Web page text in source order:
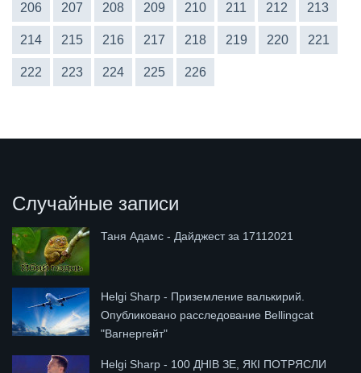
206 207 208 209 210 211 212 213
214 215 216 217 218 219 220 221
222 223 224 225 226
Случайные записи
Таня Адамс - Дайджест за 17112021
Helgi Sharp - Приземление валькирий.
Опубликовано расследование Bellingcat
"Вагнергейт"
Helgi Sharp - 100 ДНІВ ЗЕ, ЯКІ ПОТРЯСЛИ